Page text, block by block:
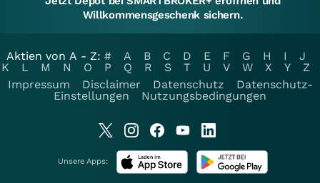
Willkommensgeschenk sichern.
Aktien von A - Z: # A B C D E F G H I
J
K
L M N O P Q R S T U V W X Y
Z
Impressum
Disclaimer Datenschutz
Datenschutz-
Einstellungen
Nutzungsbedingungen
Unsere Apps: